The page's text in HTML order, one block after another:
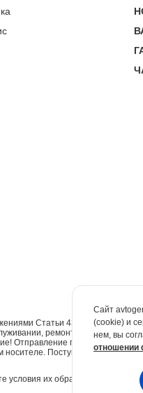
Статьи 437 Гражданского
ремонте и запасных
по электронной
Поступившие
условия их обработки.
Сайт
(cookie) и
нем, вы
отношении